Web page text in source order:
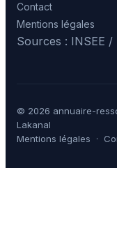
Contact
Mentions légales
Sources : INSEE /
© 2026 annuaire-
Lakanal
Mentions légales ·